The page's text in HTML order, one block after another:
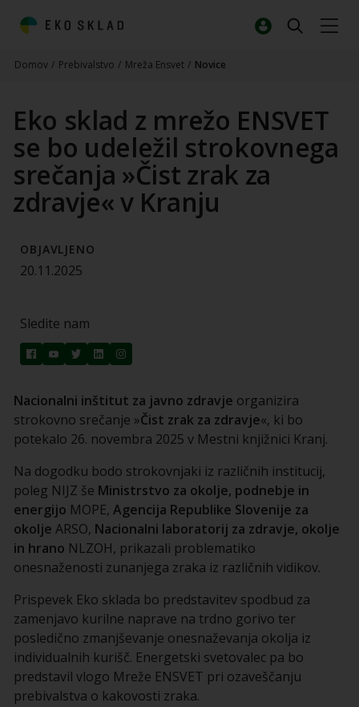
Domov / Prebivalstvo / Mreža Ensvet / Novice
Eko sklad z mrežo ENSVET
se bo udeležil strokovnega
srečanja »Čist zrak za
zdravje« v Kranju
OBJAVLJENO
20.11.2025
Sledite nam
Nacionalni inštitut za javno zdravje organizira
strokovno srečanje »Čist zrak za zdravje«, ki bo
potekalo 26. novembra 2025 v Mestni knjižnici Kranj.
Na dogodku bodo strokovnjaki iz različnih institucij,
poleg NIJZ še Ministrstvo za okolje, podnebje in
energijo MOPE, Agencija Republike Slovenije za
okolje ARSO, Nacionalni laboratorij za zdravje, okolje
in hrano NLZOH, prikazali problematiko
onesnaženosti zunanjega zraka iz različnih vidikov.
Prispevek Eko sklada bo predstavitev spodbud za
zamenjavo kurilne naprave na trdno gorivo ter
posledično zmanjševanje onesnaževanja okolja iz
individualnih kurišč. Energetski svetovalec pa bo
predstavil vlogo Mreže ENSVET pri ozaveščanju
prebivalstva o kakovosti zraka.